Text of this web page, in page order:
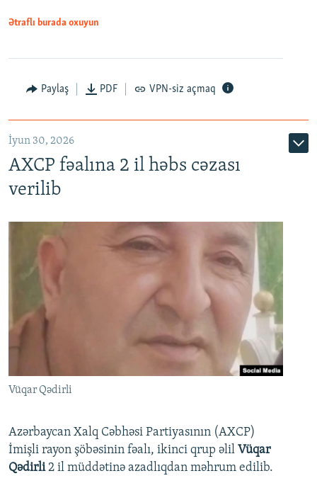
Ətraflı burada oxuyun
Paylaş PDF VPN-siz açmaq
İyun 30, 2026
AXCP fəalına 2 il həbs cəzası
verilib
Vüqar Qədirli
Azərbaycan Xalq Cəbhəsi Partiyasının (AXCP)
İmişli rayon şöbəsinin fəalı, ikinci qrup əlil Vüqar
Qədirli2 il müddətinə azadlıqdan məhrum edilib.